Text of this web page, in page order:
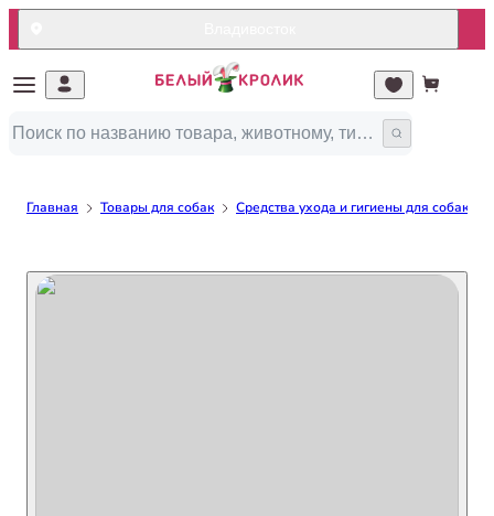
Главная Товары для собак Средства ухода и гигиены для собак